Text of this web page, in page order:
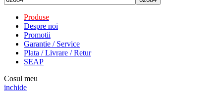
Produse
Despre noi
Promotii
Garantie / Service
Plata / Livrare / Retur
SEAP
Cosul meu
inchide